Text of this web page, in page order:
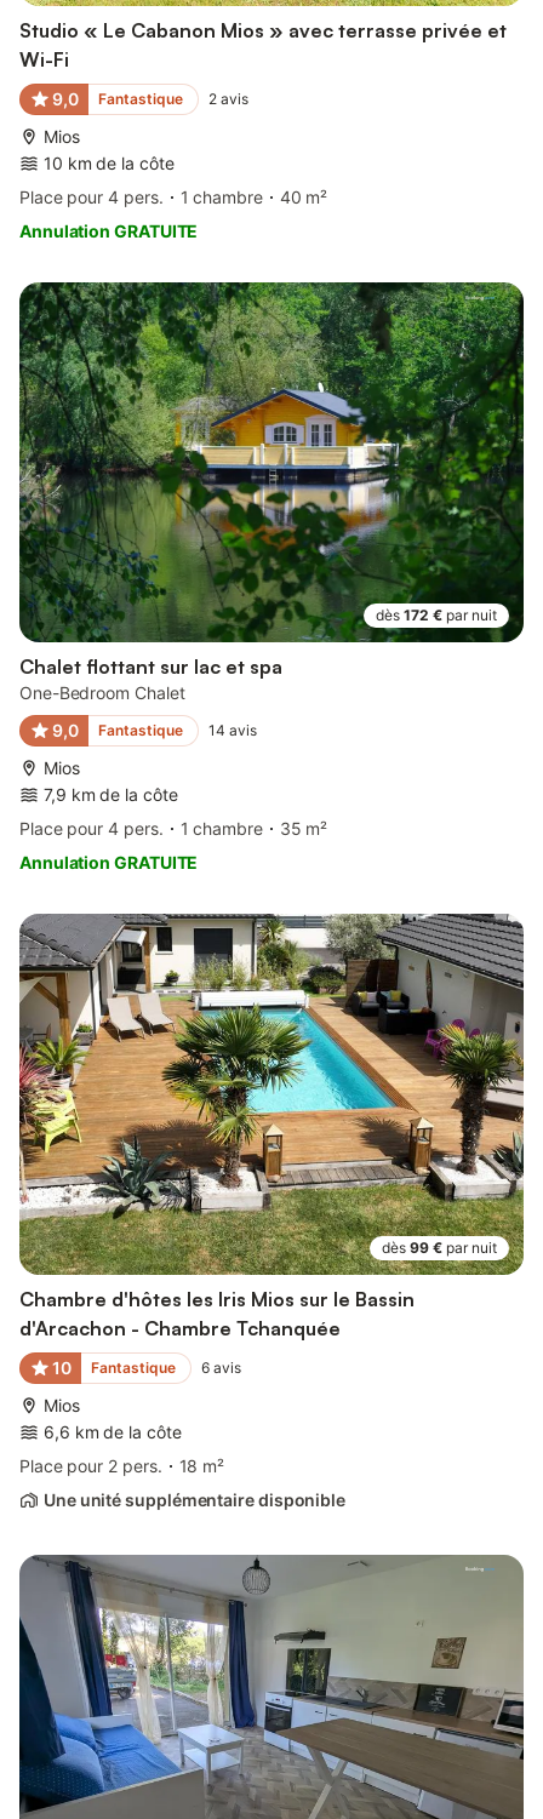
Studio « Le Cabanon Mios » avec terrasse privée et
Wi-Fi
9,0 Fantastique 2 avis
Mios
10 km de la côte
Place pour 4 pers.
1 chambre
40 m²
Annulation GRATUITE
dès 172 € par nuit
Chalet flottant sur lac et spa
One-Bedroom Chalet
9,0
Fantastique 14 avis
Mios
7,9 km de la côte
Place pour 4 pers.
1 chambre
35 m²
Annulation GRATUITE
dès 99 € par nuit
Chambre d'hôtes les Iris Mios sur le Bassin
d'Arcachon - Chambre Tchanquée
10 Fantastique 6 avis
Mios
6,6 km de la côte
Place pour 2 pers.
18 m²
Une unité supplémentaire disponible